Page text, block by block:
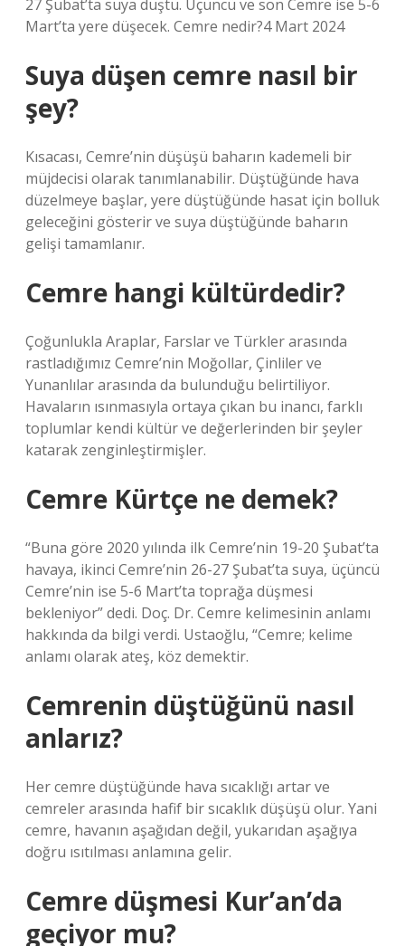
27 Şubat’ta suya düştü. Üçüncü ve son Cemre ise 5-6
Mart’ta yere düşecek. Cemre nedir?4 Mart 2024
Suya düşen cemre nasıl bir
şey?
Kısacası, Cemre’nin düşüşü baharın kademeli bir
müjdecisi olarak tanımlanabilir. Düştüğünde hava
düzelmeye başlar, yere düştüğünde hasat için bolluk
geleceğini gösterir ve suya düştüğünde baharın
gelişi tamamlanır.
Cemre hangi kültürdedir?
Çoğunlukla Araplar, Farslar ve Türkler arasında
rastladığımız Cemre’nin Moğollar, Çinliler ve
Yunanlılar arasında da bulunduğu belirtiliyor.
Havaların ısınmasıyla ortaya çıkan bu inancı, farklı
toplumlar kendi kültür ve değerlerinden bir şeyler
katarak zenginleştirmişler.
Cemre Kürtçe ne demek?
“Buna göre 2020 yılında ilk Cemre’nin 19-20 Şubat’ta
havaya, ikinci Cemre’nin 26-27 Şubat’ta suya, üçüncü
Cemre’nin ise 5-6 Mart’ta toprağa düşmesi
bekleniyor” dedi. Doç. Dr. Cemre kelimesinin anlamı
hakkında da bilgi verdi. Ustaoğlu, “Cemre; kelime
anlamı olarak ateş, köz demektir.
Cemrenin düştüğünü nasıl
anlarız?
Her cemre düştüğünde hava sıcaklığı artar ve
cemreler arasında hafif bir sıcaklık düşüşü olur. Yani
cemre, havanın aşağıdan değil, yukarıdan aşağıya
doğru ısıtılması anlamına gelir.
Cemre düşmesi Kur’an’da
geçiyor mu?